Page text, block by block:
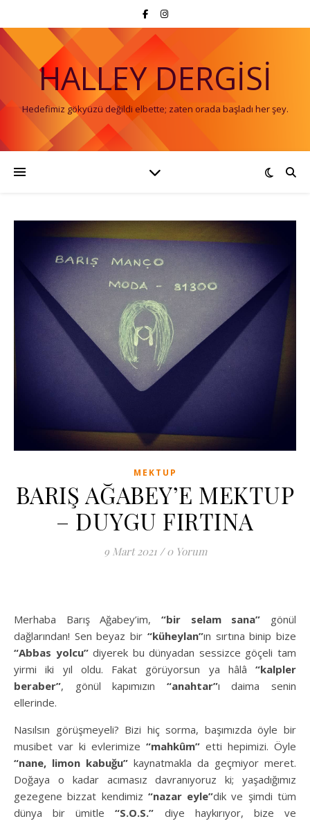
HALLEY DERGISI
Hedefimiz gökyüzü değildi elbette; zaten orada başladı her şey.
MEKTUP
BARIŞ AĞABEY’E MEKTUP
– DUYGU FIRTINA
9 Mart 2021 / 0 Yorum
Merhaba Barış Ağabey’im, “bir selam sana” gönül
dağlarından! Sen beyaz bir “küheylan”ın sırtına binip bize
“Abbas yolcu”diyerek bu dünyadan sessizce göçeli tam
yirmi iki yıl oldu. Fakat görüyorsun ya hâlâ “kalpler
beraber”, gönül kapımızın “anahtar”ı daima senin
ellerinde.
Nasılsın görüşmeyeli? Bizi hiç sorma, başımızda öyle bir
musibet var ki evlerimize “mahkûm” etti hepimizi. Öyle
“nane, limon kabuğu” kaynatmakla da geçmiyor meret.
Doğaya o kadar acımasız davranıyoruz ki; yaşadığımız
gezegene bizzat kendimiz “nazar eyle”dik ve şimdi tüm
dünya bir ümitle“S.O.S.” diye haykırıyor, bize ve